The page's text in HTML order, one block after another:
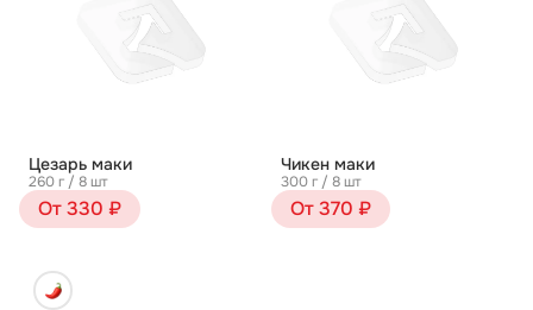
Цезарь маки
260 г / 8 шт
От 330 ₽
Чикен маки
300 г / 8 шт
От 370 ₽